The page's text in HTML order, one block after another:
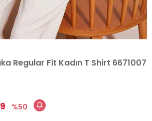
Regular Fit Kadın T Shirt 6671007
50